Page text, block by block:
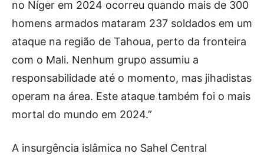
no Níger em 2024 ocorreu quando mais de 300
homens armados mataram 237 soldados em um
ataque na região de Tahoua, perto da fronteira
com o Mali. Nenhum grupo assumiu a
responsabilidade até o momento, mas jihadistas
operam na área. Este ataque também foi o mais
mortal do mundo em 2024.”
A insurgência islâmica no Sahel Central